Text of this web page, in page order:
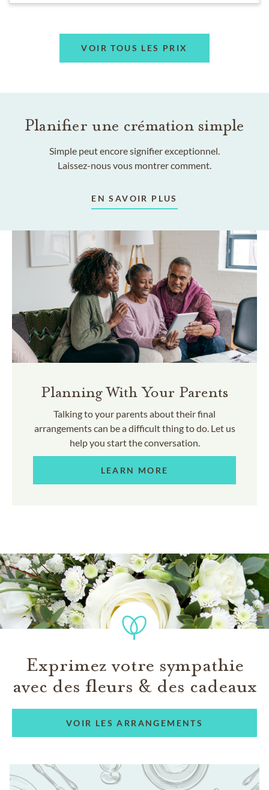
VOIR TOUS LES PRIX
Planifier une crémation simple
Simple peut encore signifier exceptionnel.
Laissez-nous vous montrer comment.
EN SAVOIR PLUS
Planning With Your Parents
Talking to your parents about their final
arrangements can be a difficult thing to do. Let us
help you start the conversation.
LEARN MORE
Exprimez votre sympathie
avec des fleurs & des cadeaux
VOIR LES ARRANGEMENTS